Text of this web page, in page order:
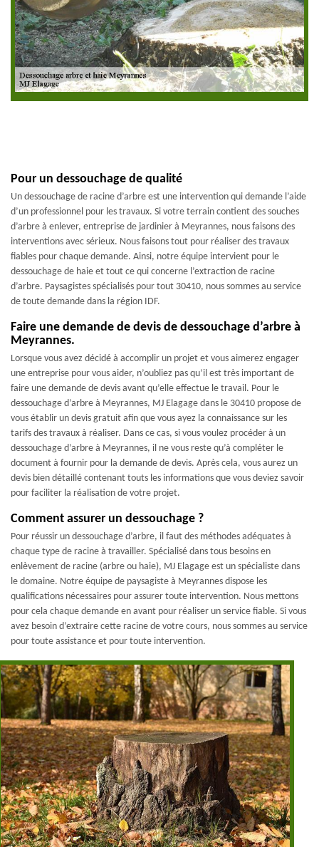
Pour un dessouchage de qualité
Un dessouchage de racine d’arbre est une intervention qui demande l’aide
d’un professionnel pour les travaux. Si votre terrain contient des souches
d’arbre à enlever, entreprise de jardinier à Meyrannes, nous faisons des
interventions avec sérieux. Nous faisons tout pour réaliser des travaux
fiables pour chaque demande. Ainsi, notre équipe intervient pour le
dessouchage de haie et tout ce qui concerne l’extraction de racine
d’arbre. Paysagistes spécialisés pour tout 30410, nous sommes au service
de toute demande dans la région IDF.
Faire une demande de devis de dessouchage d’arbre à
Meyrannes.
Lorsque vous avez décidé à accomplir un projet et vous aimerez engager
une entreprise pour vous aider, n’oubliez pas qu’il est très important de
faire une demande de devis avant qu’elle effectue le travail. Pour le
dessouchage d’arbre à Meyrannes, MJ Elagage dans le 30410 propose de
vous établir un devis gratuit afin que vous ayez la connaissance sur les
tarifs des travaux à réaliser. Dans ce cas, si vous voulez procéder à un
dessouchage d’arbre à Meyrannes, il ne vous reste qu’à compléter le
document à fournir pour la demande de devis. Après cela, vous aurez un
devis bien détaillé contenant touts les informations que vous deviez savoir
pour faciliter la réalisation de votre projet.
Comment assurer un dessouchage ?
Pour réussir un dessouchage d’arbre, il faut des méthodes adéquates à
chaque type de racine à travailler. Spécialisé dans tous besoins en
enlèvement de racine (arbre ou haie), MJ Elagage est un spécialiste dans
le domaine. Notre équipe de paysagiste à Meyrannes dispose les
qualifications nécessaires pour assurer toute intervention. Nous mettons
pour cela chaque demande en avant pour réaliser un service fiable. Si vous
avez besoin d’extraire cette racine de votre cours, nous sommes au service
pour toute assistance et pour toute intervention.